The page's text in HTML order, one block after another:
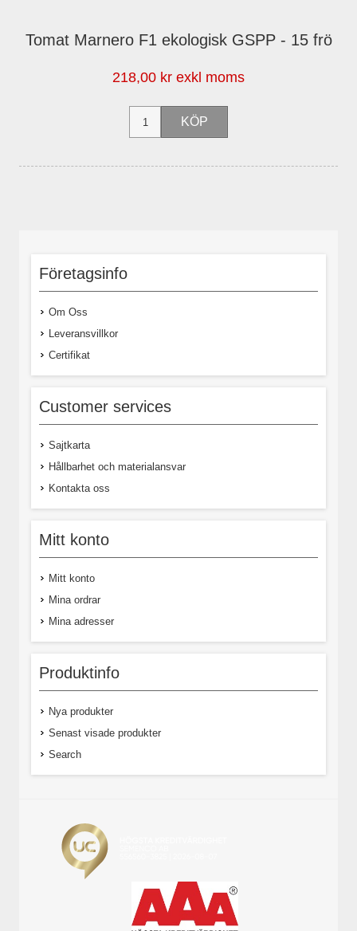
Tomat Marnero F1 ekologisk GSPP - 15 frö
218,00 kr exkl moms
Företagsinfo
Om Oss
Leveransvillkor
Certifikat
Customer services
Sajtkarta
Hållbarhet och materialansvar
Kontakta oss
Mitt konto
Mitt konto
Mina ordrar
Mina adresser
Produktinfo
Nya produkter
Senast visade produkter
Search